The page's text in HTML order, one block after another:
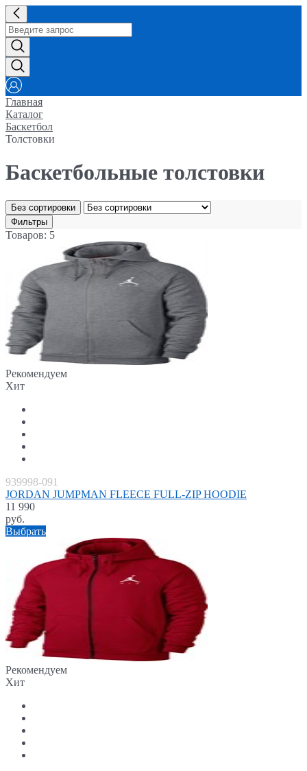
Главная
Каталог
Баскетбол
Толстовки
Баскетбольные толстовки
Без сортировки
Фильтры
Товаров: 5
Рекомендуем
Хит
939998-091
JORDAN JUMPMAN FLEECE FULL-ZIP HOODIE
11 990
руб.
Выбрать
Рекомендуем
Хит